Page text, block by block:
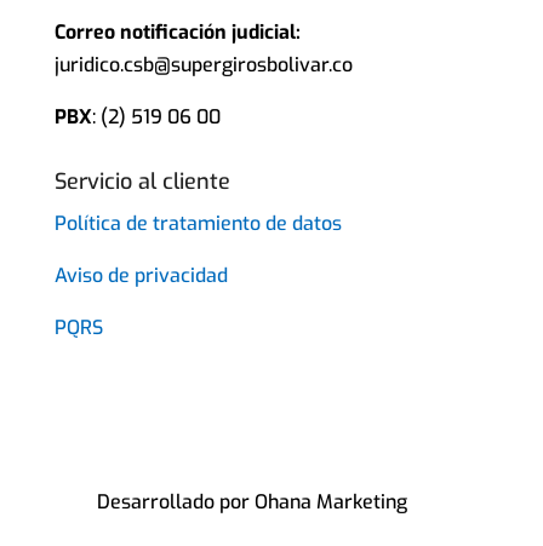
Correo notificación judicial:
juridico.csb@supergirosbolivar.co
PBX: (2) 519 06 00
Servicio al cliente
Política de tratamiento de datos
Aviso de privacidad
PQRS
Desarrollado por Ohana Marketing